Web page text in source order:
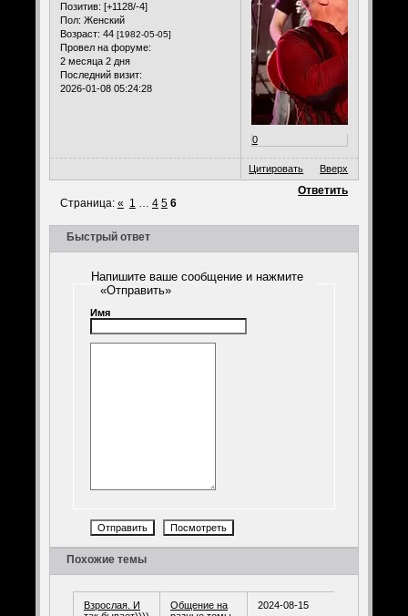
Позитив: [+1128/-4]
Пол: Женский
Возраст: 44 [1982-05-05]
Провел на форуме:
2 месяца 2 дня
Последний визит:
2026-01-08 05:24:28
0
Цитировать Вверх
Ответить
Страница: « 1 … 4 5 6
Быстрый ответ
Напишите ваше сообщение и нажмите
«Отправить»
Имя
Похожие темы
Взрослая. И
Общение на
2024-08-15